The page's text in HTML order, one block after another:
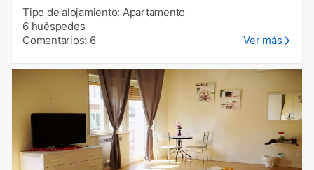
Tipo de alojamiento: Apartamento
6 huéspedes
Comentarios: 6
Ver más